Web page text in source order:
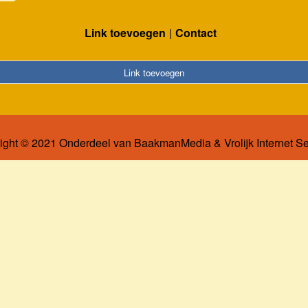
Link toevoegen Contact
Link toevoegen
© 2021 Onderdeel van BaakmanMedia& Vrolijk Internet